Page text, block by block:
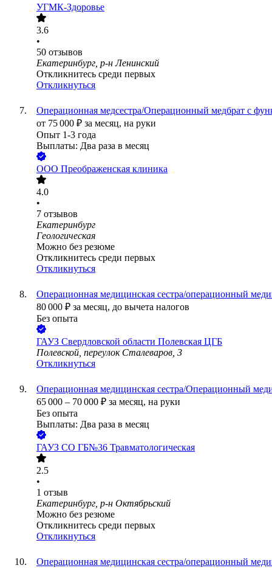
УГМК-Здоровье
3.6
•
50 отзывов
Екатеринбург, р-н Ленинский
Откликнитесь среди первых
Откликнуться
Операционная медсестра/Операционный медбрат с
от 75 000 ₽ за месяц, на руки
Опыт 1-3 года
Выплаты: Два раза в месяц
ООО Преображенская клиника
4.0
•
7 отзывов
Екатеринбург
Геологическая
Можно без резюме
Откликнитесь среди первых
Откликнуться
Операционная медицинская сестра/операционный
80 000 ₽ за месяц, до вычета налогов
Без опыта
ГАУЗ Свердловской области Полевская ЦГБ
Полевской, переулок Сталеваров, 3
Откликнуться
Операционная медицинская сестра/Операционный
65 000 – 70 000 ₽ за месяц, на руки
Без опыта
Выплаты: Два раза в месяц
ГАУЗ СО ГБ№36 Травматологическая
2.5
•
1 отзыв
Екатеринбург, р-н Октябрьский
Можно без резюме
Откликнитесь среди первых
Откликнуться
Операционная медицинская сестра/операционный